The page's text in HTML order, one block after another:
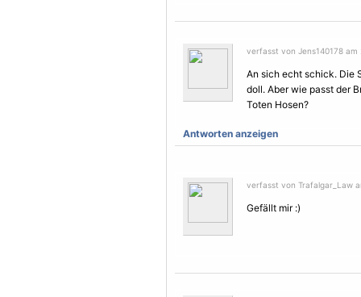
verfasst von Jens140178
An sich echt schick. Die
doll. Aber wie passt der
Toten Hosen?
Antworten anzeigen
verfasst von Trafalgar_Law
Gefällt mir :)